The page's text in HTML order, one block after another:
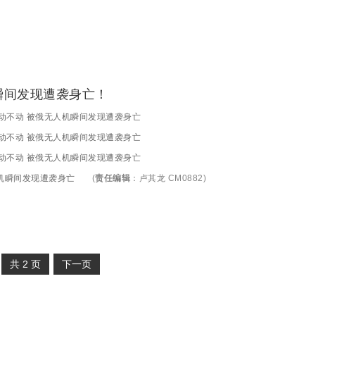
发现遭袭身亡！
不动 被俄无人机瞬间发现遭袭身亡
不动 被俄无人机瞬间发现遭袭身亡
不动 被俄无人机瞬间发现遭袭身亡
瞬间发现遭袭身亡 (责任编辑 ： 卢其龙 CM0882)
共 2 页 下一页